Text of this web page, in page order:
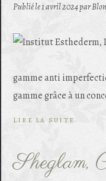
Publié le1 avril 2024par
gamme anti
gamme grâce à un
LIRE LA SUITE
Sheglam,